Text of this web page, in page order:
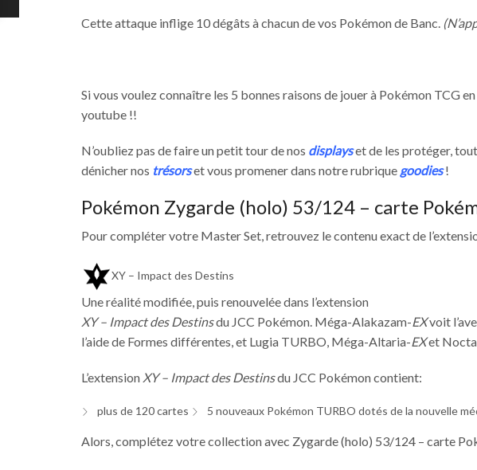
Cette attaque inflige 10 dégâts à chacun de vos Pokémon de Banc.
Si vous voulez connaître les 5 bonnes raisons de jouer à Pokémon TCG
youtube !!
N’oubliez pas de faire un petit tour de nos displayset de les protéger,
dénicher nos trésorset vous promener dans notre rubrique goodies !
Pokémon Zygarde (holo) 53/124 – carte
Pour compléter votre Master Set, retrouvez le contenu exact de
XY – Impact des Destins
Une réalité modifiée, puis renouvelée dans l’extension
XY – Impact des Destinsdu JCC Pokémon. Méga-Alakazam-EXvoit
l’aide de Formes différentes, et Lugia TURBO, Méga-Altaria-EXet
L’extension XY – Impact des Destinsdu JCC Pokémon contient:
plus de 120 cartes 5 nouveaux Pokémon TURBO dotés de la nouvelle
Alors, complétez votre collection avec Zygarde (holo) 53/124 – carte